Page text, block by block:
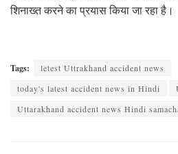
शिनाख्त करने का प्रयास किया जा रहा है।
Tags:
letest Uttrakhand accident news
today's latest accident news in Hindi
Uttarakhand accident news Hindi